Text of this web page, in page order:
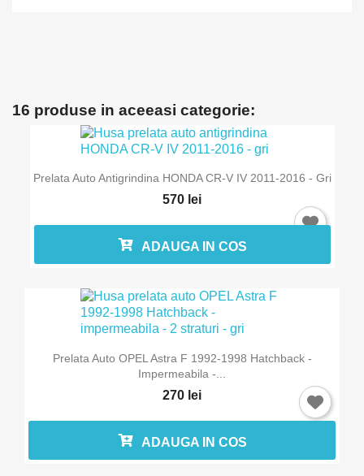
16 produse in aceeasi categorie:
Prelata Auto Antigrindina HONDA CR-V IV 2011-2016 - Gri
570 lei
ADAUGA IN COS
Prelata Auto OPEL Astra F 1992-1998 Hatchback -
Impermeabila -...
270 lei
ADAUGA IN COS